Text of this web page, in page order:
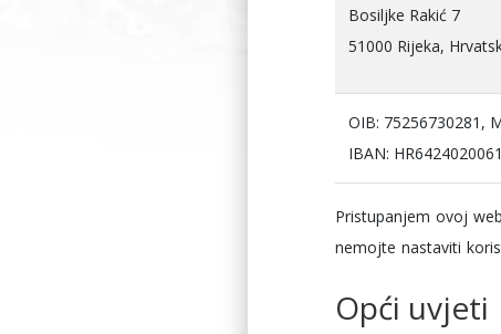
Bosiljke Rakić 7
51000 Rijeka,
OIB: 75256730281,
IBAN:
Pristupanjem ovoj
nemojte nastaviti
Opći uvjeti